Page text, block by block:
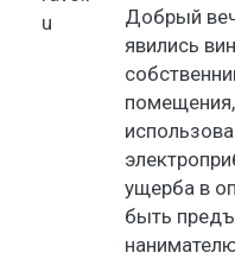
Добрый
явились
помещения,
ущерба в
быть